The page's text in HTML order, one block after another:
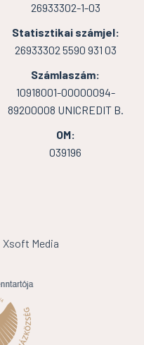
26933302-1-03
Statisztikai számjel:
26933302 5590 931 03
Számlaszám:
10918001-00000094-
89200008 UNICREDIT B.
OM:
039196
Media